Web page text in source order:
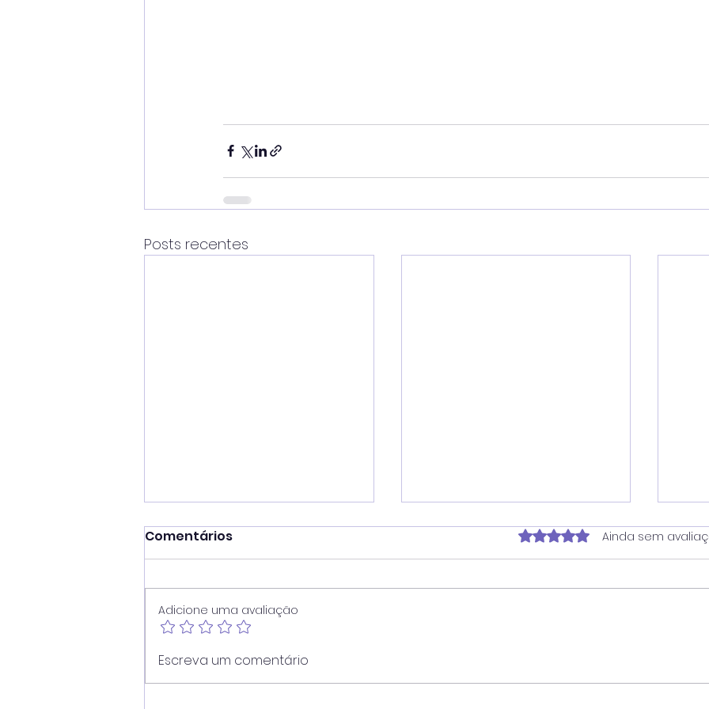
Posts recentes
Vereador Juninho Dias
propõe programa que
propõe ampliação do
Comentários Avaliado com 0 de 5
Ainda sem
Adicione uma avaliação
Escreva um comentário